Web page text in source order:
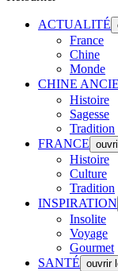
ACTUALITÉ
France
Chine
Monde
CHINE
Histoire
Sagesse
Tradition
FRANCE
Histoire
Culture
Tradition
INSPIRATION
Insolite
Voyage
Gourmet
SANTÉ ouvrir